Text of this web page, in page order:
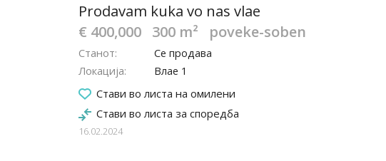
Prodavam kuka vo nas vlae
€ 400,000 300 m² poveke-soben
Станот
Се продава
Локација
Влае 1
Стави во листа на омилени
Стави во листа за споредба
16.02.2024